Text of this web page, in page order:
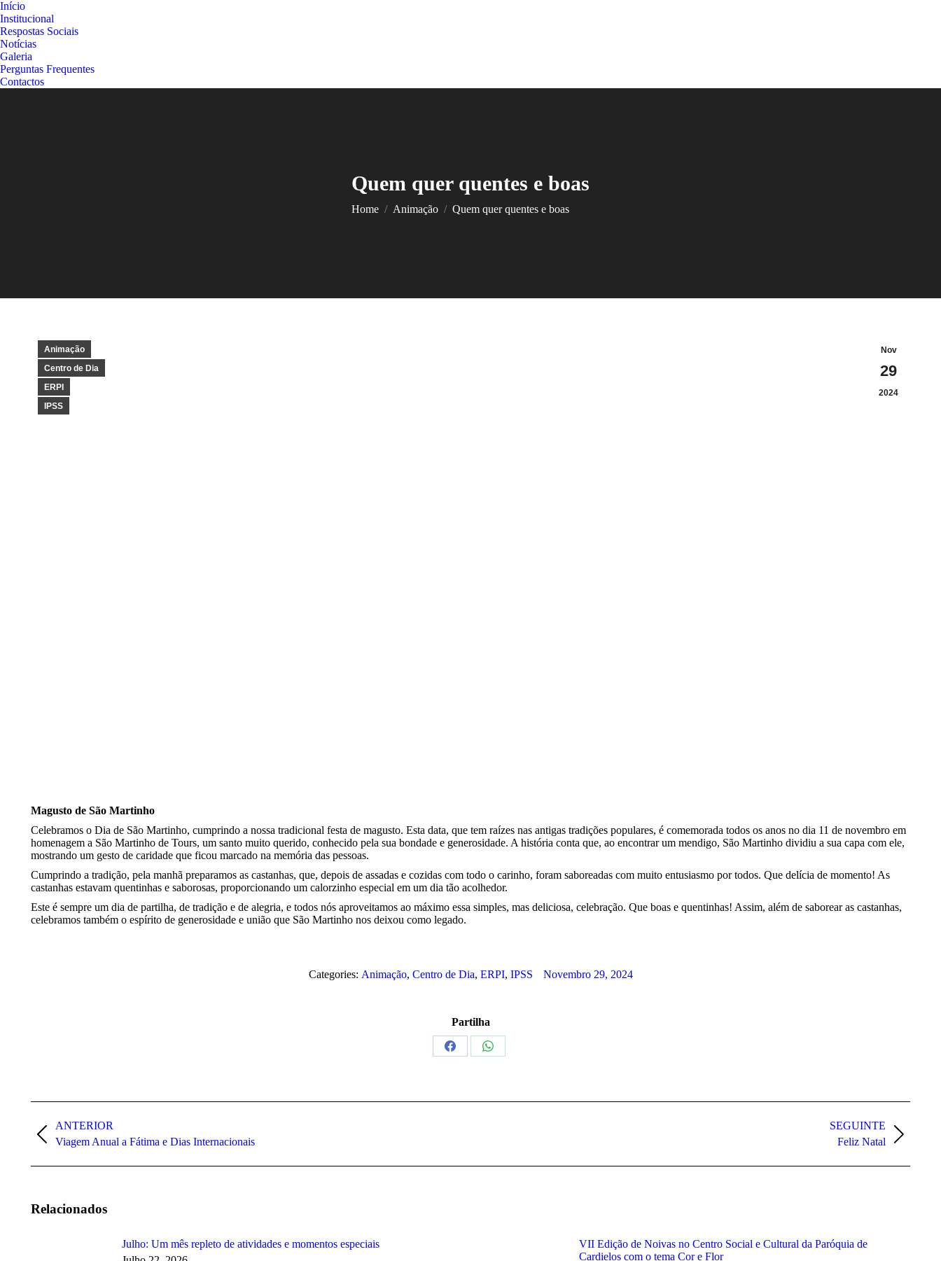
Início
Institucional
Respostas Sociais
Notícias
Galeria
Perguntas Frequentes
Contactos
Quem quer quentes e boas
You are here:
Home
Animação Quem quer quentes e boas
Nov
29
2024
Animação
Centro de Dia
ERPI
IPSS
Magusto de São Martinho
Celebramos o Dia de São Martinho, cumprindo a nossa tradicional festa de magusto. Esta data, que tem raízes nas antigas tradições populares, é comemorada todos os anos no dia 11 de novembro em
homenagem a São Martinho de Tours, um santo muito querido, conhecido pela sua bondade e generosidade. A história conta que, ao encontrar um mendigo, São Martinho dividiu a sua capa com ele,
mostrando um gesto de caridade que ficou marcado na memória das pessoas.
Cumprindo a tradição, pela manhã preparamos as castanhas, que, depois de assadas e cozidas com todo o carinho, foram saboreadas com muito entusiasmo por todos. Que delícia de momento! As
castanhas estavam quentinhas e saborosas, proporcionando um calorzinho especial em um dia tão acolhedor.
Este é sempre um dia de partilha, de tradição e de alegria, e todos nós aproveitamos ao máximo essa simples, mas deliciosa, celebração. Que boas e quentinhas! Assim, além de saborear as castanhas,
celebramos também o espírito de generosidade e união que São Martinho nos deixou como legado.
Categories: Animação, Centro de Dia, ERPI, IPSS Novembro 29, 2024
Partilha
Share
Share
navigation
ANTERIOR
Previous
post:
Viagem Anual a Fátima e Dias Internacionais
SEGUINTE
Feliz Natal
Relacionados
Julho: Um mês repleto de atividades e momentos especiais
VII Edição de Noivas no Centro Social e Cultural da Paróquia de
Cardielos com o tema Cor e Flor